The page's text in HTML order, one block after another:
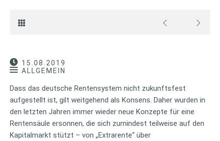
15.08.2019
ALLGEMEIN
Dass das deutsche Rentensystem nicht zukunftsfest
aufgestellt ist, gilt weitgehend als Konsens. Daher wurden in
den letzten Jahren immer wieder neue Konzepte für eine
Rentensäule ersonnen, die sich zumindest teilweise auf den
Kapitalmarkt stützt – von „Extrarente“ über